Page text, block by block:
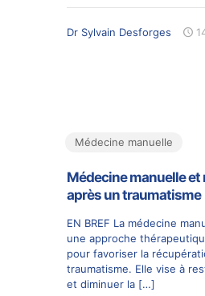
Dr Sylvain Desforges
Médecine manuelle
Médecine manuelle
après un traumatisme
EN BREF La médecine
une approche
pour favoriser la
traumatisme. Elle vise à
et diminuer la […]